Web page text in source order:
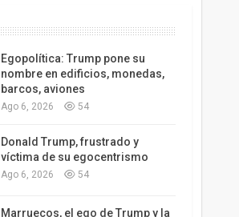
Egopolítica: Trump pone su
nombre en edificios, monedas,
barcos, aviones
Ago 6, 2026 54
Donald Trump, frustrado y
víctima de su egocentrismo
Ago 6, 2026 54
Marruecos, el ego de Trump y la